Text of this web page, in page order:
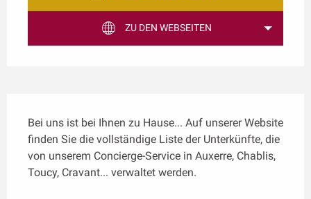
ZU DEN WEBSEITEN
Bei uns ist bei Ihnen zu Hause... Auf unserer Website
finden Sie die vollständige Liste der Unterkünfte, die
von unserem Concierge-Service in Auxerre, Chablis,
Toucy, Cravant... verwaltet werden.